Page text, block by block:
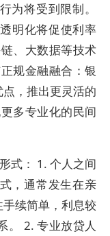
为将受到限制。
明化将促使利率
、大数据等技术
规金融融合：银
，推出更灵活的
多专业化的民间
式： 1. 个人之间
，通常发生在亲
续简单，利息较
。 2. 专业放贷人